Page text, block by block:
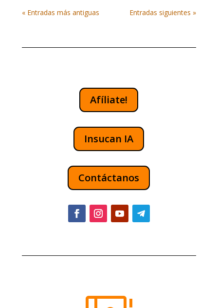
« Entradas más antiguas Entradas siguientes »
Afíliate!
Insucan IA
Contáctanos